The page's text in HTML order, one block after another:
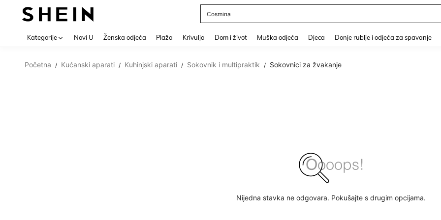
Poster
Kategorije Novi U Ženska odjeća Plaža Krivulja Dom i život Muška odjeća Djeca Donje rublje i odjeća za spavanje
Početna / Kućanski aparati / Kuhinjski aparati / Sokovnik i multipraktik / Sokovnici za žvakanje
Nijedna stavka ne odgovara. Pokušajte s drugim opcijama.